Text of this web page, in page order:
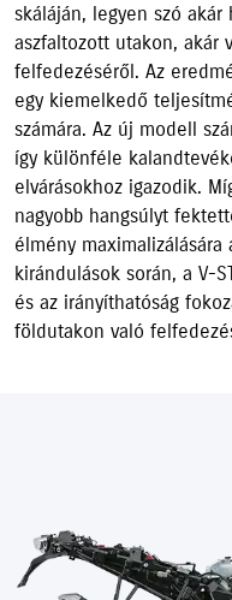
skáláján, legyen szó
aszfaltozott utakon, akár
felfedezéséről. Az
egy kiemelkedő
számára. Az új modell
így különféle
elvárásokhoz igazodik.
nagyobb hangsúlyt
élmény maximalizálására
kirándulások során, a V-
és az irányíthatóság
földutakon való